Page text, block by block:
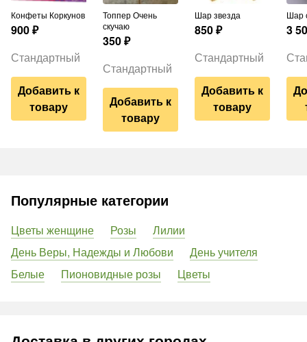
Конфеты Коркунов
900₽
Стандартный
Добавить к
товару
Топпер Очень
скучаю
350₽
Стандартный
Добавить к
товару
Шар звезда
850₽
Стандартный
Добавить к
товару
3
Популярные категории
Цветы женщине Розы
Лилии
День Веры, Надежды и Любови
День учителя
Белые
Пионовидные розы Цветы